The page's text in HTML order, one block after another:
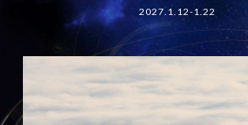
2027.1.12-1.22